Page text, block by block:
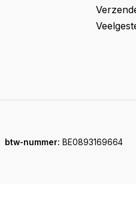
btw-nummer: BE0893169664